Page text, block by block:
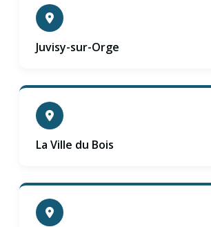
Juvisy-sur-Orge
La Ville du Bois